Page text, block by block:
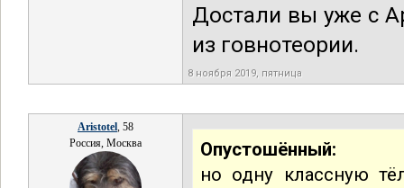
Достали вы уже с
из говнотеории.
8 ноября 2019, пятница
Aristotel, 58
Россия, Москва
Опустошённый:
но одну классную